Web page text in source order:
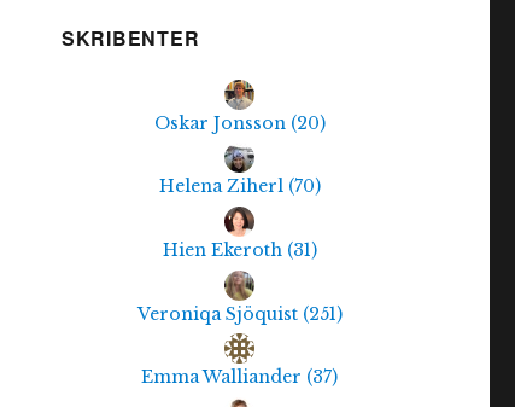
SKRIBENTER
Oskar Jonsson (20)
Helena Ziherl (70)
Hien Ekeroth (31)
Veroniqa Sjöquist (251)
Emma Walliander (37)